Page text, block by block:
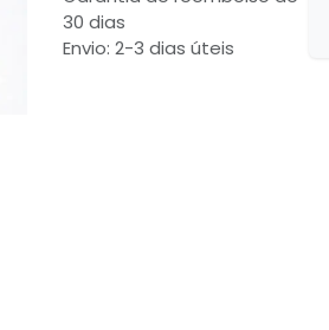
30 dias
Envio: 2-3 dias úteis